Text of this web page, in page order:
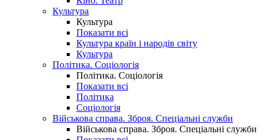
Культура
Культура
Показати всі
Культура країн і народів світу
Культура
Політика. Соціологія
Політика. Соціологія
Показати всі
Політика
Соціологія
Військова справа. Зброя. Спеціальні служби
Військова справа. Зброя. Спеціальні служби